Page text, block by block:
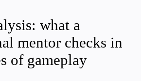
what a
mentor checks in
of gameplay